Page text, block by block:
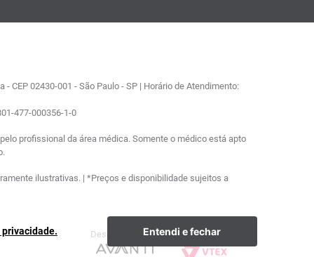
Entendi e fechar
CEP 02430-001 - São Paulo - SP | Horário de Atendimento:
477-000356-1-0
profissional da área médica. Somente o médico está apto
ilustrativas. | *Preços e disponibilidade sujeitos a
Desenvolvimento Plataforma